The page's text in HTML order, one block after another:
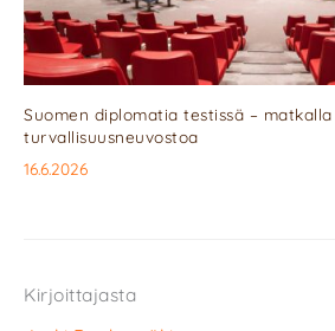
Suomen diplomatia testissä – matkalla
turvallisuusneuvostoa
16.6.2026
Kirjoittajasta